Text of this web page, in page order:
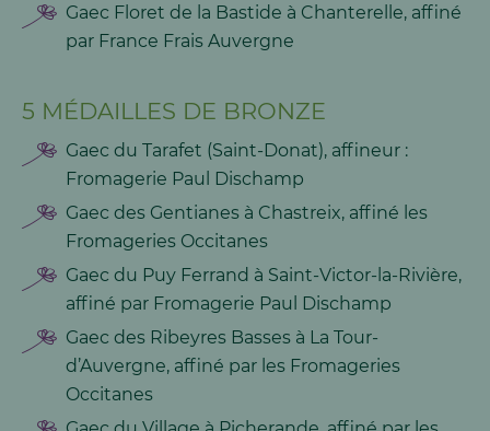
Gaec Floret de la Bastide à Chanterelle, affiné
par France Frais Auvergne
5 MÉDAILLES DE BRONZE
Gaec du Tarafet (Saint-Donat), affineur :
Fromagerie Paul Dischamp
Gaec des Gentianes à Chastreix, affiné les
Fromageries Occitanes
Gaec du Puy Ferrand à Saint-Victor-la-Rivière,
affiné par Fromagerie Paul Dischamp
Gaec des Ribeyres Basses à La Tour-
d’Auvergne, affiné par les Fromageries
Occitanes